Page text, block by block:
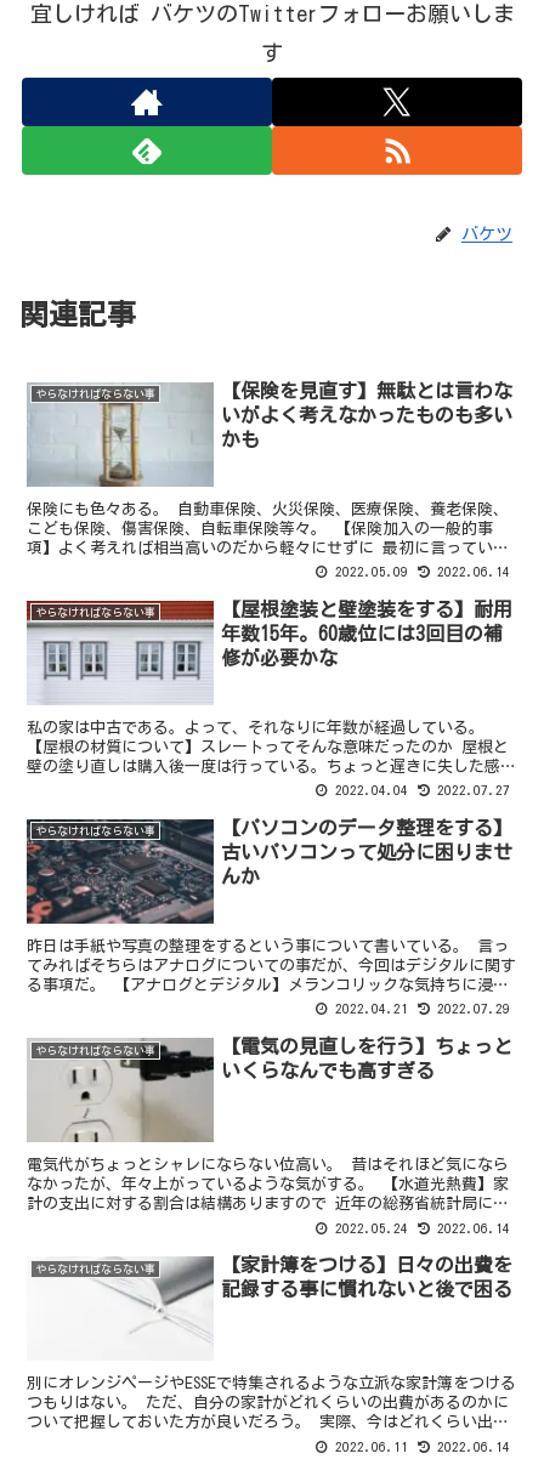
宜しければ バケツのTwitterフォローお願いしま
す
バケツ
関連記事
やらなければならない事
【保険を見直す】無駄とは言わな
いがよく考えなかったものも多い
かも
保険にも色々ある。 自動車保険、火災保険、医療保険、養老保険、
こども保険、傷害保険、自転車保険等々。 【保険加入の一般的事
項】よく考えれば相当高いのだから軽々にせずに 最初に言っている
ように、保険は無駄ではないとは思っているが人生の出費とい...
2022.05.09 2022.06.14
やらなければならない事
【屋根塗装と壁塗装をする】耐用
年数15年。60歳位には3回目の補
修が必要かな
私の家は中古である。よって、それなりに年数が経過している。
【屋根の材質について】スレートってそんな意味だったのか 屋根と
壁の塗り直しは購入後一度は行っている。ちょっと遅きに失した感が
あって屋根はもう少し早くやった方がよかった。 瓦ではなく...
2022.04.04 2022.07.27
やらなければならない事
【パソコンのデータ整理をする】
古いパソコンって処分に困りませ
んか
昨日は手紙や写真の整理をするという事について書いている。 言っ
てみればそちらはアナログについての事だが、今回はデジタルに関す
る事項だ。 【アナログとデジタル】メランコリックな気持ちに浸る
のと単純作業と 同じじゃんと、言われるかもしれないが、...
2022.04.21 2022.07.29
やらなければならない事
【電気の見直しを行う】ちょっと
いくらなんでも高すぎる
電気代がちょっとシャレにならない位高い。 昔はそれほど気になら
なかったが、年々上がっているような気がする。 【水道光熱費】家
計の支出に対する割合は結構ありますので 近年の総務省統計局によ
る電気・ガス・水道料金の平均目安家計調査によれば、電気...
2022.05.24 2022.06.14
やらなければならない事
【家計簿をつける】日々の出費を
記録する事に慣れないと後で困る
別にオレンジページやESSEで特集されるような立派な家計簿をつける
つもりはない。 ただ、自分の家計がどれくらいの出費があるのかに
ついて把握しておいた方が良いだろう。 実際、今はどれくらい出費
と収入があるのかよくわかっていない。 例えば先月...
2022.06.11 2022.06.14